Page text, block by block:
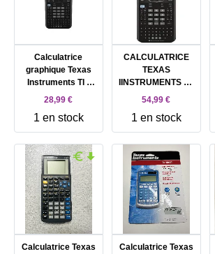
Calculatrice
graphique Texas
Instruments TI -
Nspire CX CAS
pile
28,99 €
1 en stock
CALCULATRICE
TEXAS
IINSTRUMENTS TI-
NSPIRE CX CAS
54,99 €
1 en stock
Calculatrice Texas
Calculatrice Texas